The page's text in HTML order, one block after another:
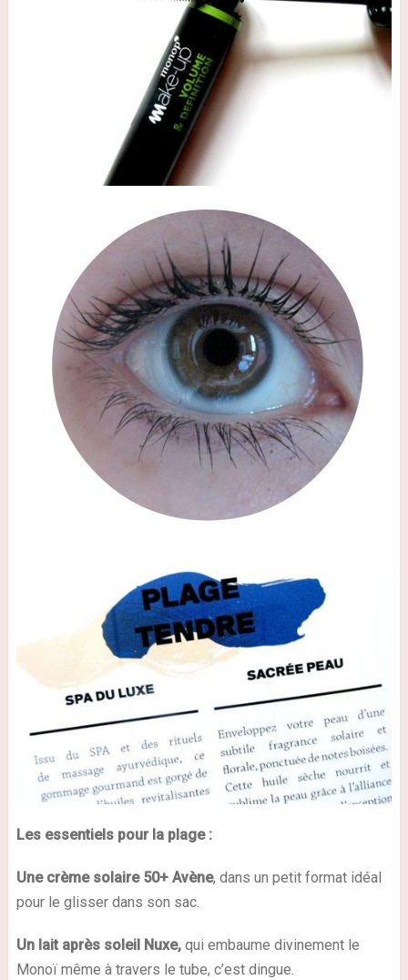
Les essentiels pour la plage :
Une crème solaire 50+ Avène, dans un petit format idéal
pour le glisser dans son sac.
Un lait après soleil Nuxe,qui embaume divinement le
Monoï même à travers le tube, c’est dingue.